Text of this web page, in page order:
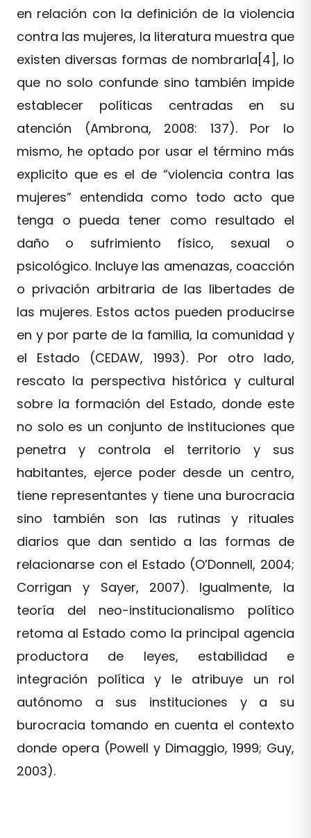
en relación con la definición de la violencia
contra las mujeres, la literatura muestra que
existen diversas formas de nombrarla[4], lo
que no solo confunde sino también impide
establecer políticas centradas en su
atención (Ambrona, 2008: 137). Por lo
mismo, he optado por usar el término más
explicito que es el de “violencia contra las
mujeres” entendida como todo acto que
tenga o pueda tener como resultado el
daño o sufrimiento físico, sexual o
psicológico. Incluye las amenazas, coacción
o privación arbitraria de las libertades de
las mujeres. Estos actos pueden producirse
en y por parte de la familia, la comunidad y
el Estado (CEDAW, 1993). Por otro lado,
rescato la perspectiva histórica y cultural
sobre la formación del Estado, donde este
no solo es un conjunto de instituciones que
penetra y controla el territorio y sus
habitantes, ejerce poder desde un centro,
tiene representantes y tiene una burocracia
sino también son las rutinas y rituales
diarios que dan sentido a las formas de
relacionarse con el Estado (O’Donnell, 2004;
Corrigan y Sayer, 2007). Igualmente, la
teoría del neo-institucionalismo político
retoma al Estado como la principal agencia
productora de leyes, estabilidad e
integración política y le atribuye un rol
autónomo a sus instituciones y a su
burocracia tomando en cuenta el contexto
donde opera (Powell y Dimaggio, 1999; Guy,
2003).